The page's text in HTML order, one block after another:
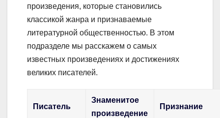
произведения, которые становились
классикой жанра и признаваемые
литературной общественностью. В этом
подразделе мы расскажем о самых
известных произведениях и достижениях
великих писателей.
Писатель
Знаменитое
произведение
Признание